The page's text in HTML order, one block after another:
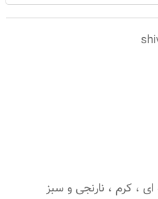
، کرم ، نارنجی و سبز